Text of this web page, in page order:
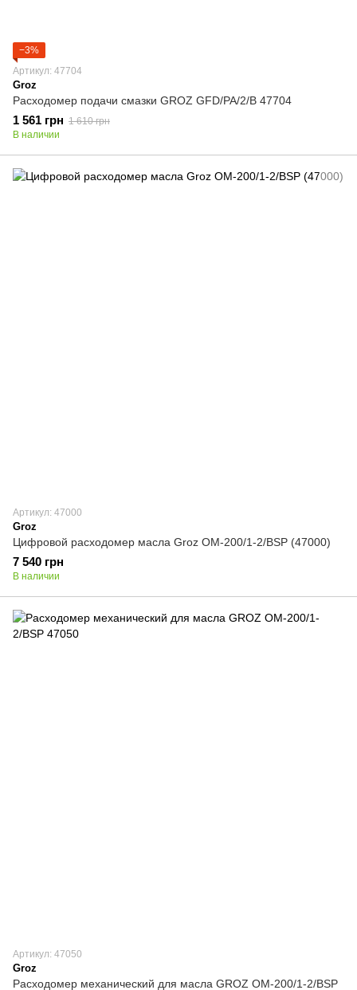
−3%
Артикул: 47704
Groz
Расходомер подачи смазки GROZ GFD/PA/2/B 47704
1 561 грн 1 610 грн
В наличии
Артикул: 47000
Groz
Цифровой расходомер масла Groz OM-200/1-2/BSP (47000)
7 540 грн
В наличии
Артикул: 47050
Groz
Расходомер механический для масла GROZ OM-200/1-2/BSP